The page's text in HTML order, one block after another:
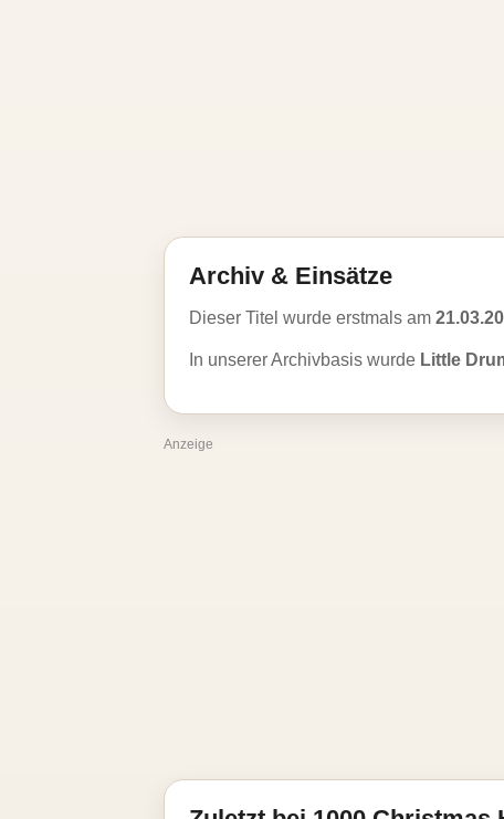
Archiv & Einsätze
Dieser Titel wurde erstmals am
In unserer Archivbasis wurde Little
Anzeige